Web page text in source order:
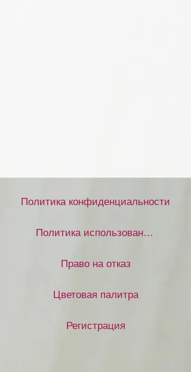
Политика конфиденциальности
Политика использования файлов cookie
Право на отказ
Цветовая палитра
Регистрация